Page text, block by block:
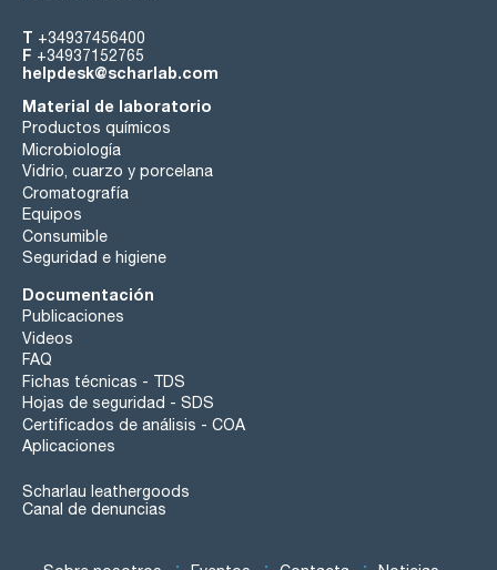
T +34937456400
F +34937152765
helpdesk@scharlab.com
Material de laboratorio
Productos químicos
Microbiología
Vidrio, cuarzo y porcelana
Cromatografía
Equipos
Consumible
Seguridad e higiene
Documentación
Publicaciones
Videos
FAQ
Fichas técnicas - TDS
Hojas de seguridad - SDS
Certificados de análisis - COA
Aplicaciones
Scharlau leathergoods
Canal de denuncias